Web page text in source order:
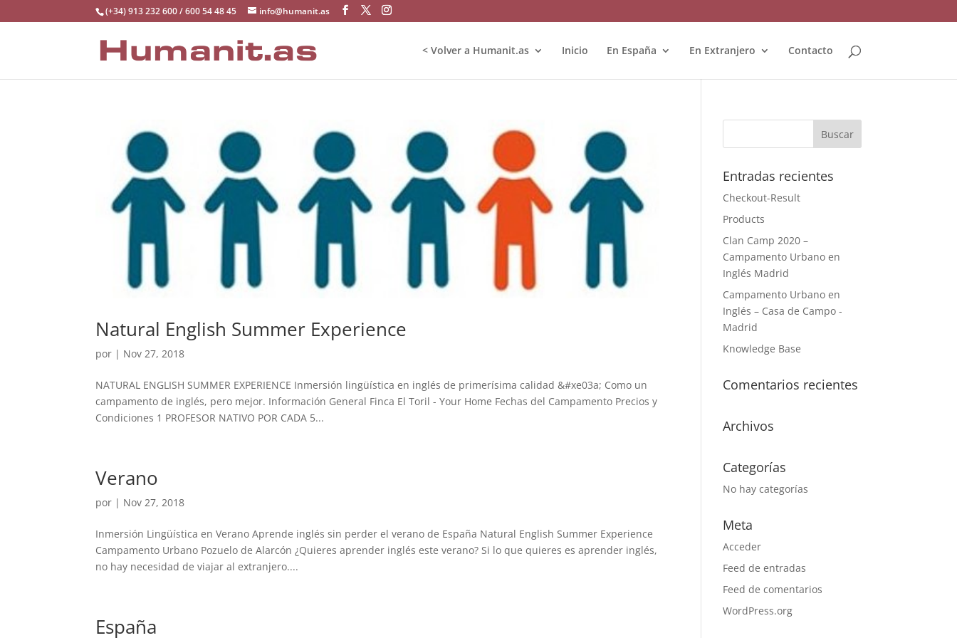
(+34) 913 232 600 / 600 54 48 45 info@humanit.as
< Volver a Humanit.as Inicio En España En Extranjero Contacto
Natural English Summer Experience
por | Nov 27, 2018
NATURAL ENGLISH SUMMER EXPERIENCE Inmersión lingüística en inglés de primerísima calidad &#xe03a; Como un
campamento de inglés, pero mejor. Información General Finca El Toril - Your Home Fechas del Campamento Precios y
Condiciones 1 PROFESOR NATIVO POR CADA 5...
Verano
por | Nov 27, 2018
Inmersión Lingüística en Verano Aprende inglés sin perder el verano de España Natural English Summer Experience
Campamento Urbano Pozuelo de Alarcón ¿Quieres aprender inglés este verano? Si lo que quieres es aprender inglés,
no hay necesidad de viajar al extranjero....
España
Entradas recientes
Checkout-Result
Products
Clan Camp 2020 –
Campamento Urbano en
Inglés Madrid
Campamento Urbano en
Inglés – Casa de Campo -
Madrid
Knowledge Base
Comentarios recientes
Archivos
Categorías
No hay categorías
Meta
Acceder
Feed de entradas
Feed de comentarios
WordPress.org